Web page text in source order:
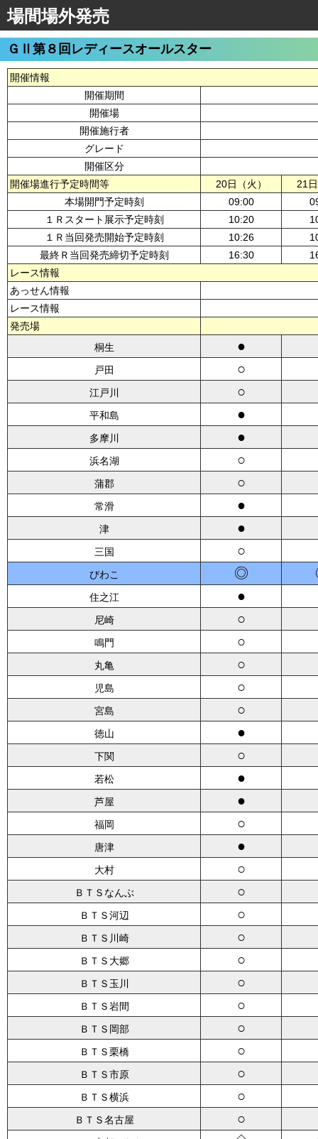
場間場外発売
ＧⅡ第８回レディースオールスター
開催情報
開催期間
開催場
開催施行者
グレード
開催区分
開催場進行予定時間等
20日（火）
21
本場開門予定時刻
09:00
１Ｒスタート展示予定時刻
10:20
１Ｒ当回発売開始予定時刻
10:26
最終Ｒ当回発売締切予定時刻
16:30
レース情報
あっせん情報
レース情報
発売場
桐生
●
戸田 ○
江戸川 ○
平和島 ●
多摩川 ●
浜名湖 ○
蒲郡 ○
常滑 ●
津 ●
三国 ○
びわこ ◎
住之江 ●
尼崎 ○
鳴門 ○
丸亀 ○
児島 ○
宮島 ○
徳山 ●
下関 ○
若松 ●
芦屋 ●
福岡 ○
唐津 ●
大村 ○
ＢＴＳなんぶ ○
ＢＴＳ河辺 ○
ＢＴＳ川崎 ○
ＢＴＳ大郷 ○
ＢＴＳ玉川 ○
ＢＴＳ岩間 ○
ＢＴＳ岡部 ○
ＢＴＳ栗橋 ○
ＢＴＳ市原 ○
ＢＴＳ横浜 ○
ＢＴＳ名古屋 ○